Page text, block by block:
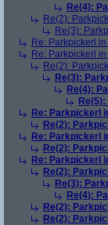
Re(4):
Re(2):
Re(3):
Re: Parkpickerl
Re: Parkpickerl
Re(2):
Re(3):
Re(4):
Re: Parkpickerl
Re(2):
Re: Parkpickerl
Re(2):
Re: Parkpickerl
Re(2):
Re(3):
Re(4):
Re(2):
Re(2):